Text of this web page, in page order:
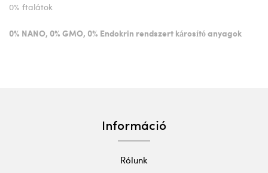
0% ftalátok
0% NANO, 0% GMO, 0% Endokrin rendszert károsító anyagok
Információ
Rólunk